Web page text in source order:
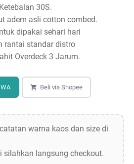
30S.
adem asli cotton combed.
dipakai sehari hari
rantai standar distro
Overdeck 3 Jarum.
Beli via Shopee
warna kaos dan size di
silahkan langsung checkout.